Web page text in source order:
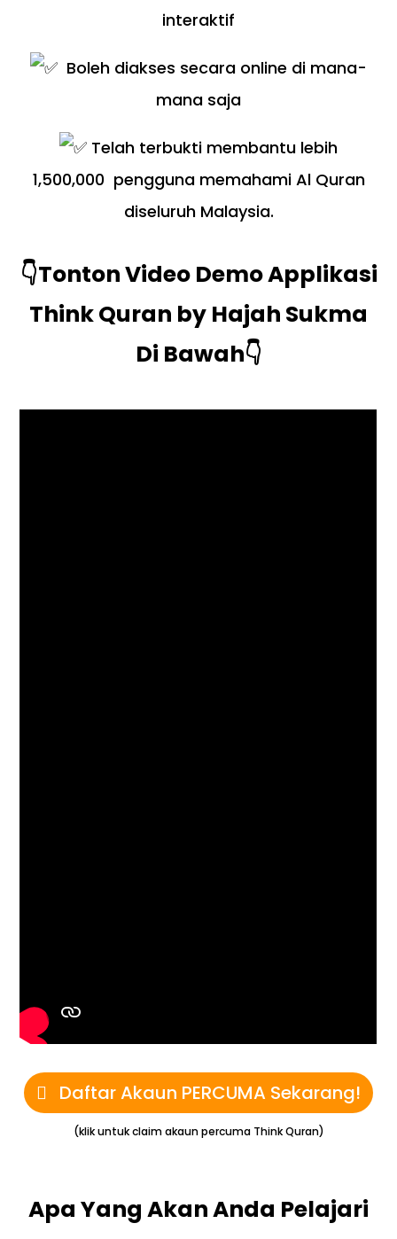
interaktif
Boleh diakses secara online di mana-
mana saja
Telah terbukti membantu lebih
1,500,000 pengguna memahami Al Quran
diseluruh Malaysia.
👇Tonton Video Demo Applikasi
Think Quran by Hajah Sukma
Di Bawah👇
Daftar Akaun PERCUMA Sekarang!
(klik untuk claim akaun percuma Think Quran)
Apa Yang Akan Anda Pelajari